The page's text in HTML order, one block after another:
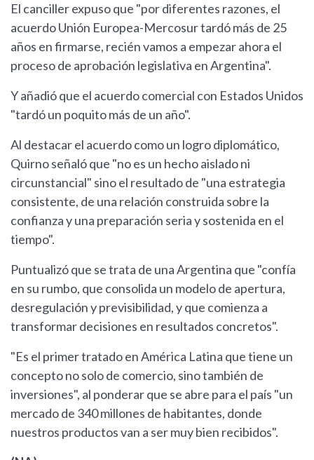
El canciller expuso que "por diferentes razones, el
acuerdo Unión Europea-Mercosur tardó más de 25
años en firmarse, recién vamos a empezar ahora el
proceso de aprobación legislativa en Argentina".
Y añadió que el acuerdo comercial con Estados Unidos
"tardó un poquito más de un año".
Al destacar el acuerdo como un logro diplomático,
Quirno señaló que "no es un hecho aislado ni
circunstancial" sino el resultado de "una estrategia
consistente, de una relación construida sobre la
confianza y una preparación seria y sostenida en el
tiempo".
Puntualizó que se trata de una Argentina que "confía
en su rumbo, que consolida un modelo de apertura,
desregulación y previsibilidad, y que comienza a
transformar decisiones en resultados concretos".
"Es el primer tratado en América Latina que tiene un
concepto no solo de comercio, sino también de
inversiones", al ponderar que se abre para el país "un
mercado de 340 millones de habitantes, donde
nuestros productos van a ser muy bien recibidos".